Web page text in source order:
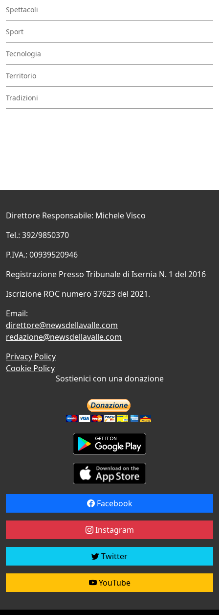
Spettacoli
Sport
Tecnologia
Territorio
Tradizioni
Direttore Responsabile: Michele Visco
Tel.: 392/9850370
P.IVA.: 00939520946
Registrazione Presso Tribunale di Isernia N. 1 del 2016
Iscrizione ROC numero 37623 del 2021.
Email:
direttore@newsdellavalle.com
redazione@newsdellavalle.com
Privacy Policy
Cookie Policy
Sostienici con una donazione
Facebook
Instagram
Twitter
YouTube